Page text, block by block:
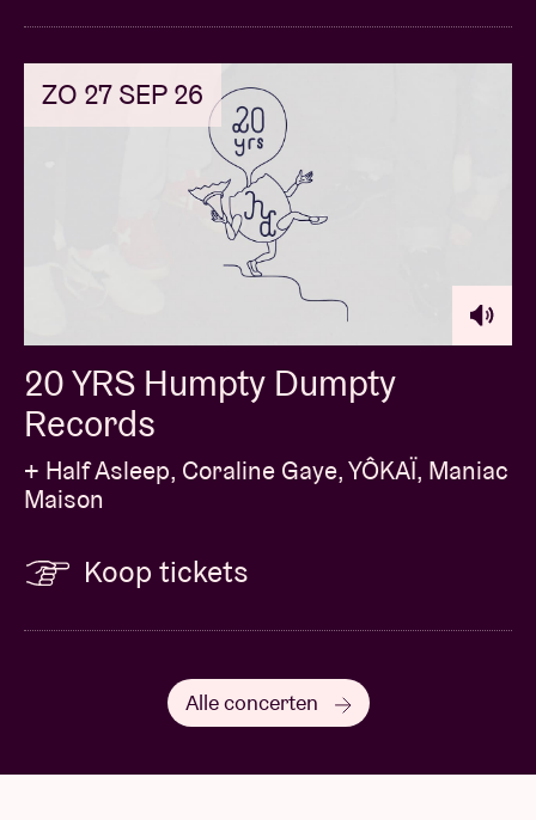
ZO 27 SEP 26
20 YRS Humpty Dumpty
Records
+ Half Asleep, Coraline Gaye, YÔKAÏ, Maniac
Maison
Koop tickets
Alle concerten